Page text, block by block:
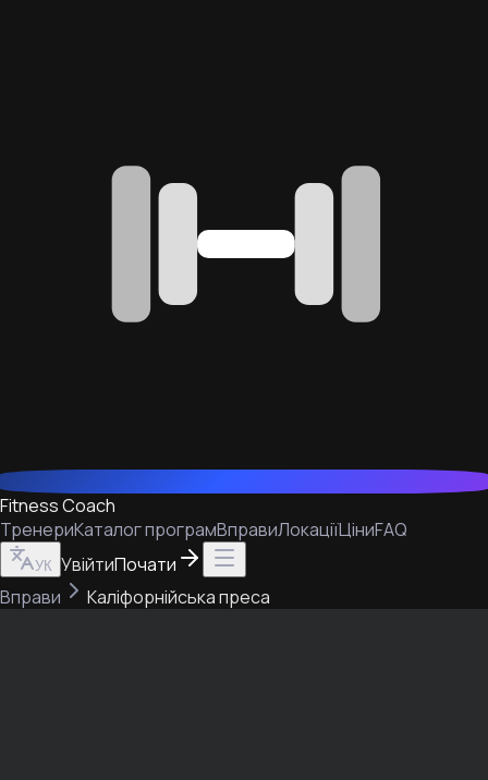
Fitness Coach
ТренериКаталог програмВправиЛокаціїЦіниFAQ
УК УвійтиПочати
Вправи
Каліфорнійська преса